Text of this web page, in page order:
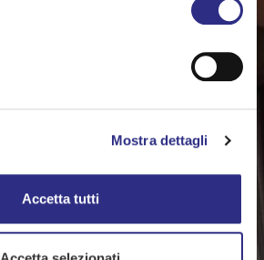
Mostra dettagli
Accetta tutti